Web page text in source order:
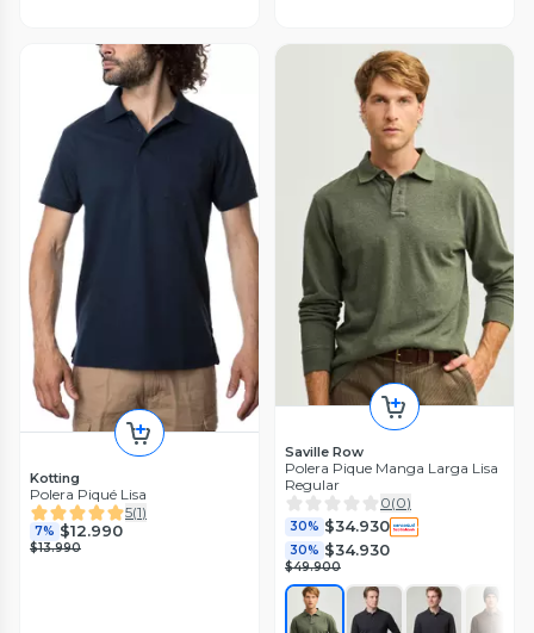
Kotting
Polera Piqué Lisa
5(1)
7% $12.990
$13.990
Saville Row
Polera Pique Manga Larga Lisa
Regular
0(0)
30% $34.930
30% $34.930
$49.900